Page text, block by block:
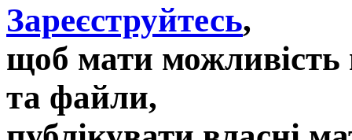
Зареєструйтесь,
щоб мати можливість
та файли,